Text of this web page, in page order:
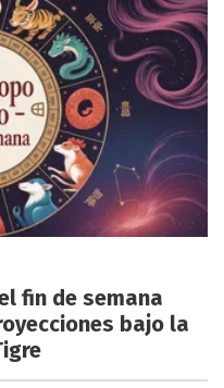
fin de semana
bajo la